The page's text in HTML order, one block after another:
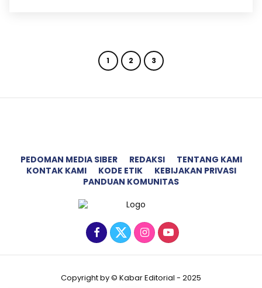
1 2 3
PEDOMAN MEDIA SIBER REDAKSI
TENTANG KAMI
KONTAK KAMI
KODE ETIK
KEBIJAKAN PRIVASI
PANDUAN KOMUNITAS
Copyright by © Kabar Editorial - 2025